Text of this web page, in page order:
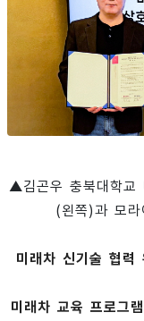
▲김곤우 충북대학교
(왼쪽)과 모
미래차 신기술 협
미래차 교육 프로그